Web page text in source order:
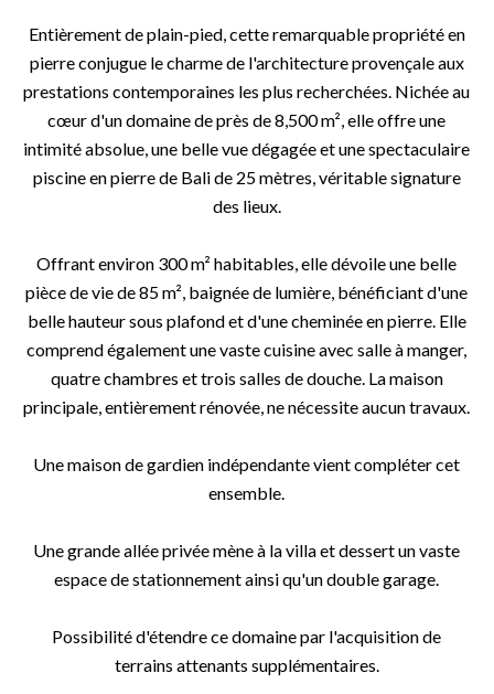
Entièrement de plain-pied, cette remarquable propriété en
pierre conjugue le charme de l'architecture provençale aux
prestations contemporaines les plus recherchées. Nichée au
cœur d'un domaine de près de 8,500 m², elle offre une
intimité absolue, une belle vue dégagée et une spectaculaire
piscine en pierre de Bali de 25 mètres, véritable signature
des lieux.
Offrant environ 300 m² habitables, elle dévoile une belle
pièce de vie de 85 m², baignée de lumière, bénéficiant d'une
belle hauteur sous plafond et d'une cheminée en pierre. Elle
comprend également une vaste cuisine avec salle à manger,
quatre chambres et trois salles de douche. La maison
principale, entièrement rénovée, ne nécessite aucun travaux.
Une maison de gardien indépendante vient compléter cet
ensemble.
Une grande allée privée mène à la villa et dessert un vaste
espace de stationnement ainsi qu'un double garage.
Possibilité d'étendre ce domaine par l'acquisition de
terrains attenants supplémentaires.